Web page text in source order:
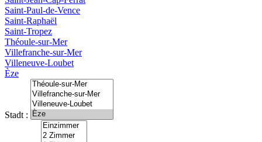
Saint-Paul-de-Vence
Saint-Raphaël
Saint-Tropez
Théoule-sur-Mer
Villefranche-sur-Mer
Villeneuve-Loubet
Èze
Stadt :